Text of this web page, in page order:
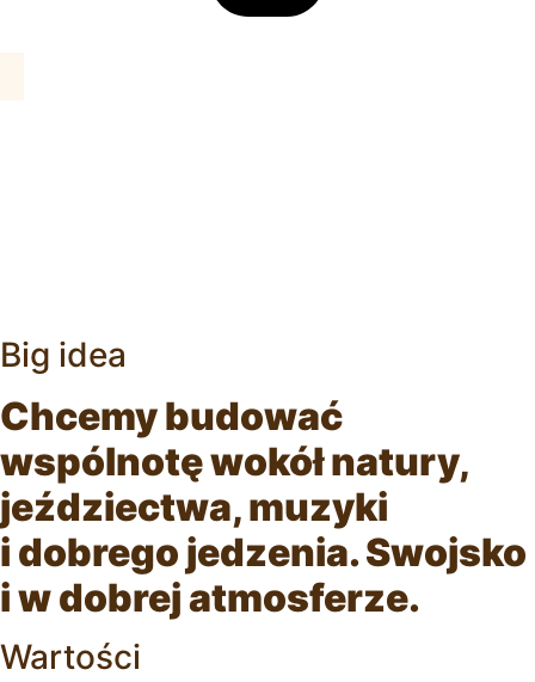
Big idea
Chcemy budować
wspólnotę wokół natury,
jeździectwa, muzyki
i dobrego jedzenia. Swojsko
i w dobrej atmosferze.
Wartości